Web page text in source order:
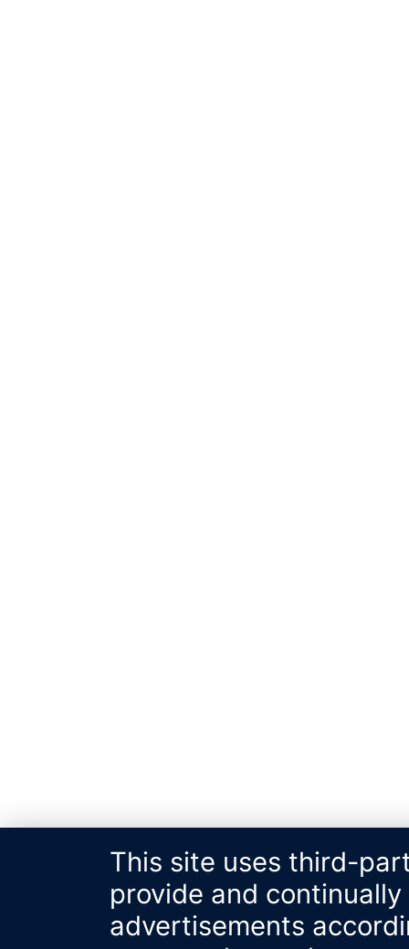
This site uses third-
provide and
advertisements